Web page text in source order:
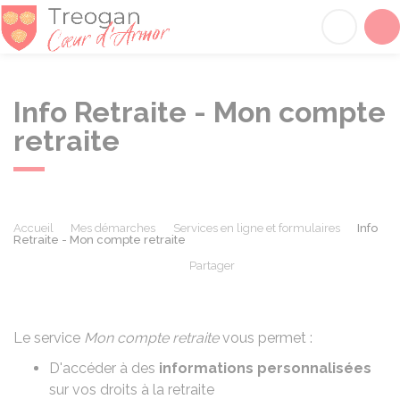
Info Retraite - Mon compte
retraite
Accueil Mes démarches Services en ligne et formulaires
Info
Retraite - Mon compte retraite
Partager
Le service Mon compte retraitevous permet :
D'accéder à des informations personnalisées
sur vos droits à la retraite